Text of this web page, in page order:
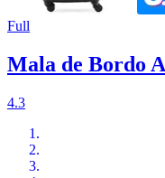
Full
Mala de Bordo
4.3